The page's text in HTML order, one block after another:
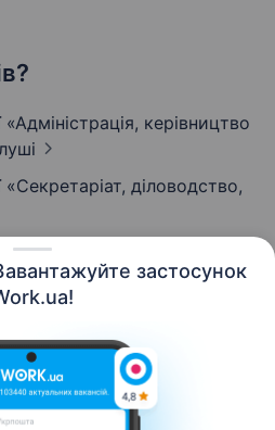
застосунок
«Адмiнiстрацiя, керівництво
«Секретаріат, діловодство,